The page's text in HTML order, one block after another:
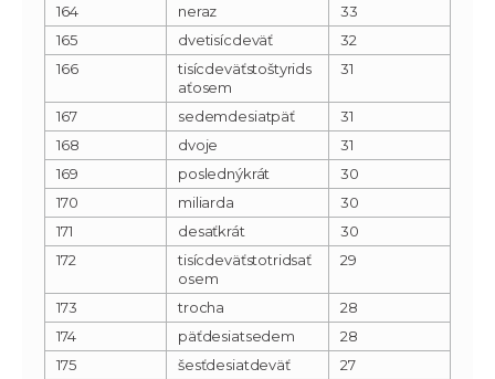
164
neraz
33
165
dvetisícdeväť
32
166
tisícdeväťstoštyrids
aťosem
31
167 sedemdesiatpäť
31
168
dvoje
31
169
poslednýkrát
30
170
miliarda
30
171
desaťkrát
30
172
tisícdeväťstotridsať
osem
29
173 trocha
28
174
päťdesiatsedem
28
175
šesťdesiatdeväť
27